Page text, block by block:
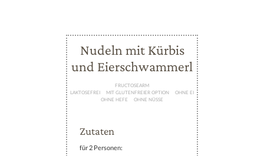
Nudeln mit Kürbis
und Eierschwammerl
FRUCTOSEARM
LAKTOSEFREI
MIT GLUTENFREIER OPTION
OHNE EI
OHNE HEFE
OHNE NÜSSE
Zutaten
für 2 Personen: